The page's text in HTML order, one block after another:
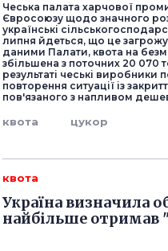
Чеська палата харчової
Євросоюзу щодо значного
українські
липня йдеться, що це
даними Палати, квота на
збільшена з поточних 20 070
результаті чеські
повторення ситуації із
пов'язаного з напливом
квота цукор
квота
Україна визначила
найбільше отримав